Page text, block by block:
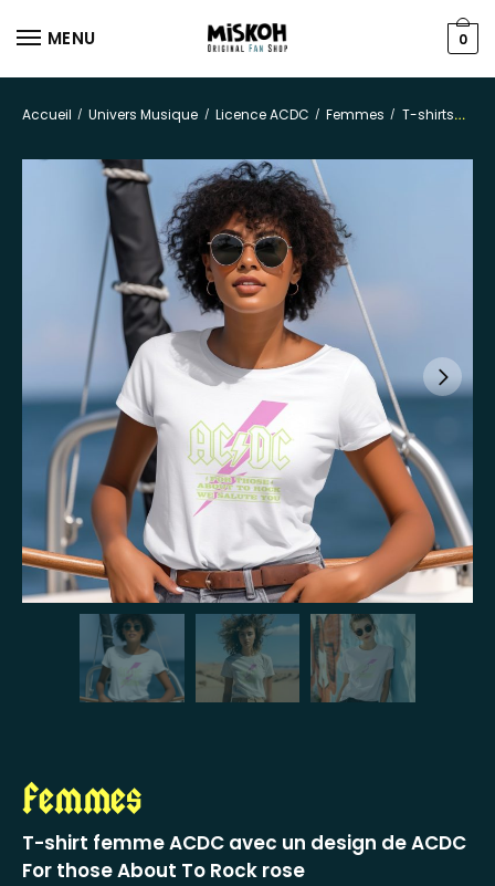
MENU 0
Accueil / Univers Musique / Licence ACDC / Femmes / T-shirts
Femmes
T-shirt femme ACDC avec un design de ACDC
For those About To Rock rose